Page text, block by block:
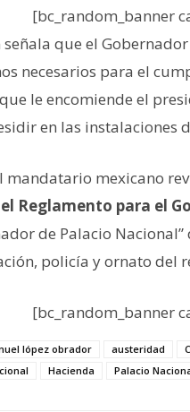
[bc_random_banner
que el
necesarios para el
le encomiende el
en las instalaciones
mandatario mexicano
el Reglamento para el
de Palacio
policía y ornato del
[bc_random_banner
lópez obrador austeridad
Hacienda Palacio